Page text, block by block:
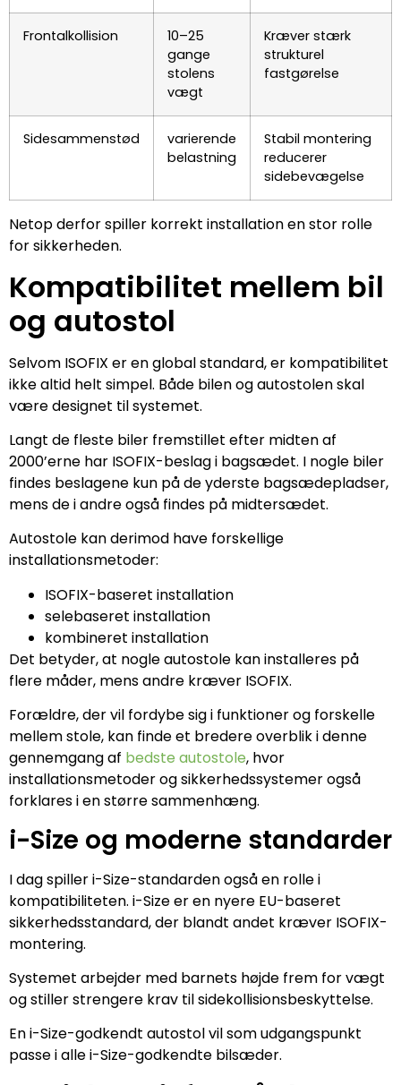
Frontalkollision
10–25
gange
stolens
vægt
Kræver stærk
strukturel
fastgørelse
Sidesammenstød
varierende
belastning
Stabil montering
reducerer
sidebevægelse
Netop derfor spiller korrekt installation en stor rolle
for sikkerheden.
Kompatibilitet mellem bil
og autostol
Selvom ISOFIX er en global standard, er kompatibilitet
ikke altid helt simpel. Både bilen og autostolen skal
være designet til systemet.
Langt de fleste biler fremstillet efter midten af
2000’erne har ISOFIX-beslag i bagsædet. I nogle biler
findes beslagene kun på de yderste bagsædepladser,
mens de i andre også findes på midtersædet.
Autostole kan derimod have forskellige
installationsmetoder:
ISOFIX-baseret installation
selebaseret installation
kombineret installation
Det betyder, at nogle autostole kan installeres på
flere måder, mens andre kræver ISOFIX.
Forældre, der vil fordybe sig i funktioner og forskelle
mellem stole, kan finde et bredere overblik i denne
gennemgang af bedste autostole, hvor
installationsmetoder og sikkerhedssystemer også
forklares i en større sammenhæng.
i-Size og moderne standarder
I dag spiller i-Size-standarden også en rolle i
kompatibiliteten. i-Size er en nyere EU-baseret
sikkerhedsstandard, der blandt andet kræver ISOFIX-
montering.
Systemet arbejder med barnets højde frem for vægt
og stiller strengere krav til sidekollisionsbeskyttelse.
En i-Size-godkendt autostol vil som udgangspunkt
passe i alle i-Size-godkendte bilsæder.